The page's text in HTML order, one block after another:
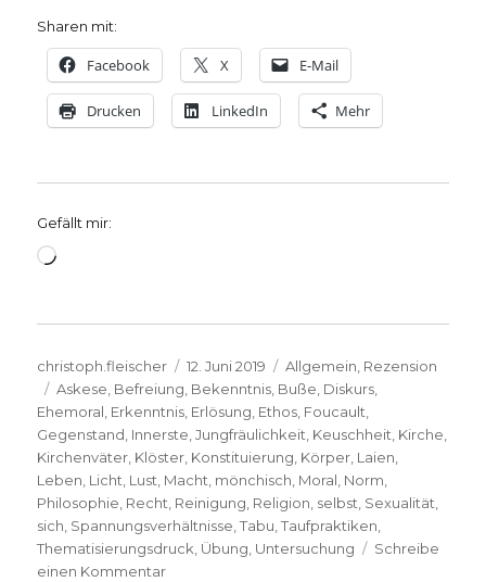
Sharen mit:
Facebook X E-Mail
Drucken LinkedIn Mehr
Gefällt mir:
Wird
Autor
christoph.fleischer
Veröffentlicht
am
12. Juni 2019 Kategorien
Allgemein, Rezension
Schlagwörter
Askese, Befreiung, Bekenntnis, Buße, Diskurs,
Ehemoral, Erkenntnis, Erlösung, Ethos, Foucault,
Gegenstand, Innerste,Jungfräulichkeit, Keuschheit, Kirche,
Kirchenväter, Klöster, Konstituierung, Körper, Laien,
Leben, Licht, Lust, Macht, mönchisch, Moral, Norm,
Philosophie, Recht, Reinigung, Religion, selbst, Sexualität,
sich, Spannungsverhältnisse,Tabu,Taufpraktiken,
Thematisierungsdruck, Übung, Untersuchung
Schreibe
einen Kommentarzu